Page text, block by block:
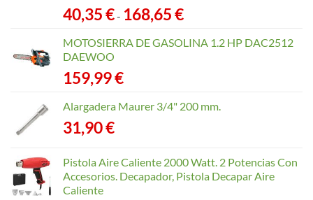
40,35€- 168,65€Rango
precios:
MOTOSIERRA DE GASOLINA 1.2 HP DAC2512
DAEWOO
159,99€
Alargadera Maurer 3/4" 200 mm.
31,90€
Pistola Aire Caliente 2000 Watt. 2 Potencias Con
Accesorios. Decapador, Pistola Decapar Aire
Caliente